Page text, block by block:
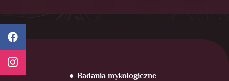
Badania mykologiczne